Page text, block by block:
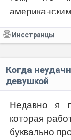
Иностранцы
Когда
девушкой
Недавно я
которая
буквально